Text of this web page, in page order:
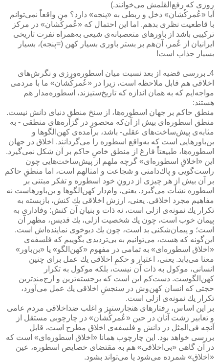
روزی كه رفع‌القلمش می‌خوانند.)
آیا «عُمركُشان» دخل و ربطی به «پنجه» دارد؟ من واقعاً نمی‌توانم
با قاطعیت نظری بدهم. اما این احتمال كه «عُمركُشان» در مركز
تركیبی باشد از باورهای متعصبانه‌ی شیعی به‌همراه نفرت تاریخی
ایرانیان از عٌمر، آن‌هم بر بستر باوری بسیار كهن (=پنجه)، بسیار
بسیار جذاب است!
4ـ بررسی قضیه از بعد نسبت میان اسطوره‌ورزی و نگرش‌های
اخلاقی هم قابل ملاحظه است، زیرا در «عُمركُشان» ما با مردمی
مواجه‌ایم كه به همان اندازه كه تاریخ‌ستیزند، اسطوره‌مدار هم
هستند:
منطق حاكم بر جهان اسطوره‌ها، از سنخ منطقِ دنیای دانش نیست.
منطق اسطوره‌ای بیش از آن‌كه محصور در گزاره‌های منطقی - به
مثابه‌ی پیش‌ساخت‌های عقلی- باشد، برآمده‌ی كهن‌الگوها و
بن‌باورهایی است كه به‌واقع اسطوره را می‌گردانند. اخلاق در جهان
اسطوره‌ها، طبیعتاً فارغ از منطق خاصِ حاكم بر آن شكل نمی‌گیرد.
این «اخلاقِ اسطوره‌‌ای» گرچه ملهم از پیش‌ساخت‌هایی چون
راست‌گویی و پاك‌دامنی و شجاعت و امثالهم است، اما منطقِ حاكم
بر آن بیش از هر چیزی از درونِ خود اسطوره و تفكر مبتنی بر
اسطوره نشأت می‌گیرد. یعنی، وام‌دار كهن‌الگوها و بن‌باورهاست نه
مفاهیم مجرد اخلاقی. یعنی، ارزش اخلاقی یك كنش، بازبسته به
تكرار یك نمونه‌ی ازلی است، نه ذات و بنیانِ آن كنش: وفاداری به
پیمان‌ خوب‌ است، چون یك شخصیت ازلی، یك قدیس، مظهر آن
است؛ و پیمان‌شكنی بد است، چون یك دیوخوی نماینده‌اش است.
این‌گونه كه هست، می‌توانیم به بی‌تردیدی بگوییم كه فلسفه‌ی
«اخلاق اسطوره‌ای» به تمامی در مفهوم «كهن‌الگو» یا «بن‌باور»
معنا می‌یابد. یعنی، اعتبار و حكمِ اخلاقی یك عمل برای چنین
انسانی، موكول به ذات آن نیست، بلكه موكول به تكرار
كهن‌الگوست. دست‌كم این است كه برجسته‌ترین و ارج‌مندترین
حجتی كه انسان كهن‌وش در سنجشِ اخلاقی یك عمل می‌آورد،
تكرار یك نمونه‌ی ازلی است.
بر این اساس، رفتارهای هنجارستیز و اغلب ضداخلاقی مردم عامی
و تعابیر زشت آنان در حین «عُمركُشان» در چارچوبی مستقل از
آنچه فی‌المثل در دانش و فلسفه‌ی اخلاق مطرح است، قابل
بررسی خواهد بود. این چارچوب همانا «اخلاق اسطوره‌ای» است كه
در آن گاهی «بی‌اخلاقی» هم به مقتضای خصایص اسطوره، عین
«اخلاق» شمرده می‌شود یا می‌تواند بشود.